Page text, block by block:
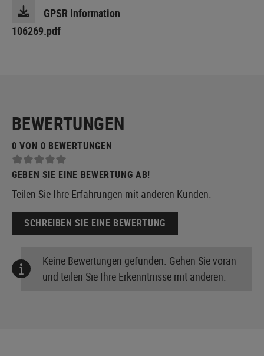
GPSR Information
106269.pdf
BEWERTUNGEN
0 VON 0 BEWERTUNGEN
GEBEN SIE EINE BEWERTUNG AB!
Teilen Sie Ihre Erfahrungen mit anderen Kunden.
SCHREIBEN SIE EINE BEWERTUNG
Keine Bewertungen gefunden. Gehen Sie voran
und teilen Sie Ihre Erkenntnisse mit anderen.